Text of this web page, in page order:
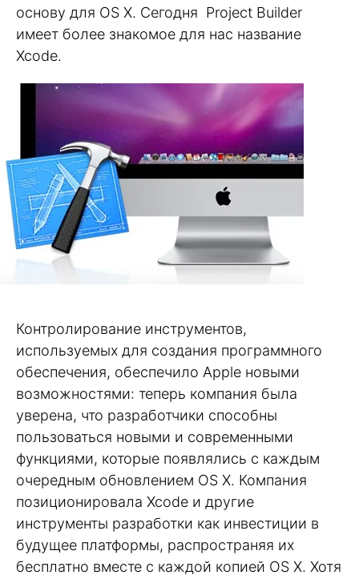
основу для OS X. Сегодня Project Builder
имеет более знакомое для нас название
Xcode.
Контролирование инструментов,
используемых для создания программного
обеспечения, обеспечило Apple новыми
возможностями: теперь компания была
уверена, что разработчики способны
пользоваться новыми и современными
функциями, которые появлялись с каждым
очередным обновлением OS X. Компания
позиционировала Xcode и другие
инструменты разработки как инвестиции в
будущее платформы, распространяя их
бесплатно вместе с каждой копией OS X. Хотя